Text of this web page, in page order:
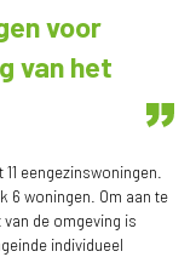
voor
van het
eengezinswoningen.
6 woningen. Om aan te
de omgeving is
individueel